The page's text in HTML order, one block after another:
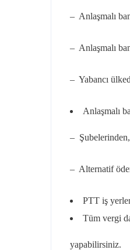
– Anlaşmalı
– Anlaşmalı
– Yabancı
Anlaşmalı
– Şubelerinden,
– Alternatif
PTT iş
Tüm vergi
yapabilirsiniz.